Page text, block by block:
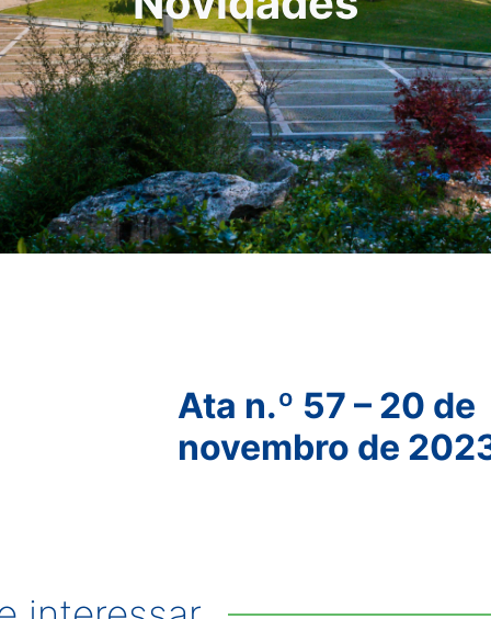
Ata n.º 57 – 20 de
novembro de